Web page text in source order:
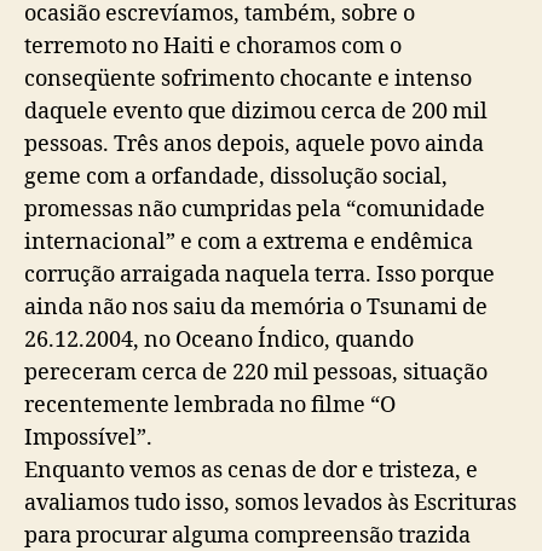
S
o
a
o
P
o
r
t
e
l
a
)
ocasião escrevíamos, também, sobre o
terremoto no Haiti e choramos com o
conseqüente sofrimento chocante e intenso
daquele evento que dizimou cerca de 200 mil
pessoas. Três anos depois, aquele povo ainda
geme com a orfandade, dissolução social,
promessas não cumpridas pela “comunidade
internacional” e com a extrema e endêmica
corrução arraigada naquela terra. Isso porque
ainda não nos saiu da memória o Tsunami de
26.12.2004, no Oceano Índico, quando
pereceram cerca de 220 mil pessoas, situação
recentemente lembrada no filme “O
Impossível”.
Enquanto vemos as cenas de dor e tristeza, e
avaliamos tudo isso, somos levados às Escrituras
para procurar alguma compreensão trazida